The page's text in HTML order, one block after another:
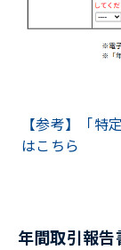
【参考】「特
はこちら
年間取引報告